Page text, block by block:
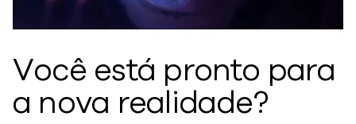
Você está pronto para
a nova realidade?